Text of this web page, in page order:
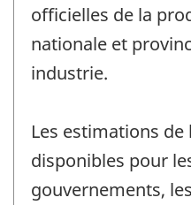
officielles de la
nationale et
industrie.
Les estimations
disponibles pour
gouvernements,